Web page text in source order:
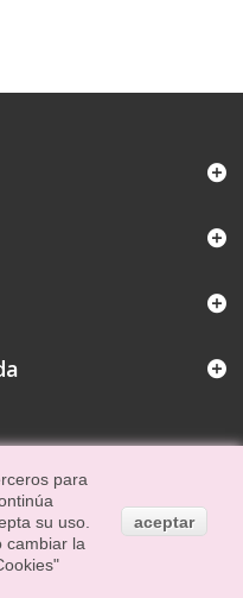
para
su uso.
cambiar la
aceptar